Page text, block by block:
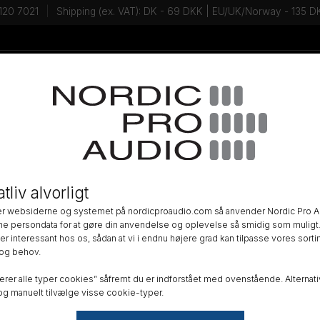
alvorligt
websiderne og systemet på nordicproaudio.com så anvender Nordic Pro
persondata for at gøre din anvendelse og oplevelse så smidig som
interessant hos os, sådan at vi i endnu højere grad kan tilpasse vores
behov.
alle typer cookies” såfremt du er indforstået med ovenstående.
manuelt tilvælge visse cookie-typer.
7021 Shipping (ex. VAT): DK - 69 DKK | EU/UK/Norway - 135
Tal med en Ekspert - Kontakt os! Newsletter
og Mixere
multikanals lydoptagelser med vores udvalg af professionelle
fyldt med professionelle funktioner dækker vores
til at optage fejlfri dialog, interviews, musik og fængslende
som f.eks.
, og opdag et bredt udvalg af
tilbehør, såsom tasker, kabler og stabile optagemedier for at
spørgsmål eller brug for rådgivning?